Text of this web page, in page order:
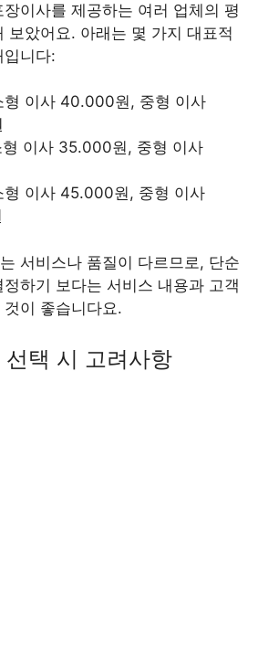
이사를 제공하는 여러 업체의 평
보았어요. 아래는 몇 가지 대표적
입니다:
형 이사 40.000원, 중형 이사
형 이사 35.000원, 중형 이사
형 이사 45.000원, 중형 이사
서비스나 품질이 다르므로, 단순
하기 보다는 서비스 내용과 고객
이 좋습니다요.
택 시 고려사항